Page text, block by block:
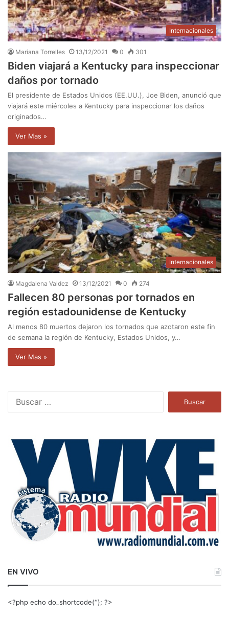
Internacionales
Mariana Torrelles 13/12/2021 0 301
Biden viajará a Kentucky para inspeccionar
daños por tornado
El presidente de Estados Unidos (EE.UU.), Joe Biden, anunció que
viajará este miércoles a Kentucky para inspeccionar los daños
originados…
Ver Mas »
Internacionales
Magdalena Valdez 13/12/2021 0 274
Fallecen 80 personas por tornados en
región estadounidense de Kentucky
Al menos 80 muertos dejaron los tornados que azotaron este fin
de semana la región de Kentucky, Estados Unidos, y…
Ver Mas »
a
EN VIVO
<?php echo do_shortcode(‘‘); ?>